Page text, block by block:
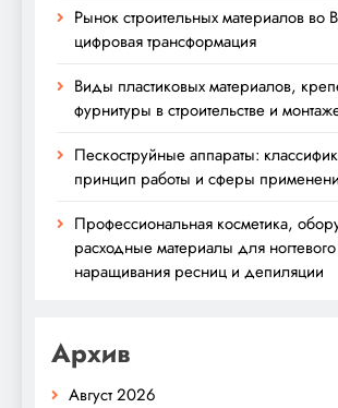
Рынок строительных материалов во
цифровая трансформация
Виды пластиковых материалов,
фурнитуры в строительстве и
Пескоструйные аппараты:
принцип работы и сферы
Профессиональная косметика,
расходные материалы для
наращивания ресниц и депиляции
Архив
Август 2026